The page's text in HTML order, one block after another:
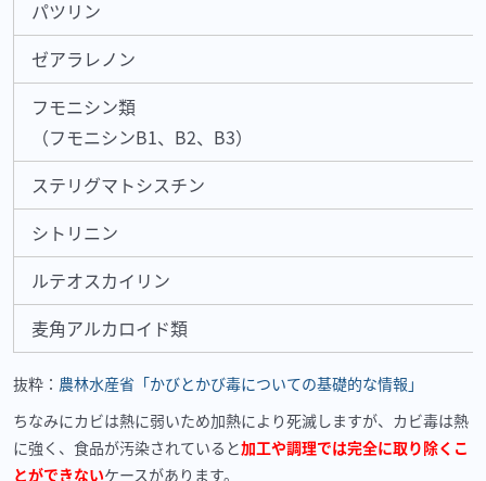
パツリン
ゼアラレノン
フモニシン類
（フモニシンB1、B2、B3）
ステリグマトシスチン
シトリニン
ルテオスカイリン
麦角アルカロイド類
抜粋： 農林水産省「かびとかび毒についての基礎的な情報」
ちなみにカビは熱に弱いため加熱により死滅しますが、カビ毒は熱
に強く、食品が汚染されていると加工や調理では完全に取り除くこ
とができないケースがあります。